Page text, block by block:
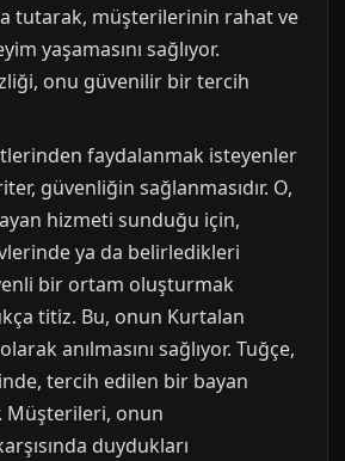
tutarak, müşterilerinin rahat ve
yaşamasını sağlıyor.
onu güvenilir bir tercih
faydalanmak isteyenler
güvenliğin sağlanmasıdır. O,
hizmeti sunduğu için,
ya da belirledikleri
bir ortam oluşturmak
titiz. Bu, onun Kurtalan
anılmasını sağlıyor. Tuğçe,
tercih edilen bir bayan
Müşterileri, onun
duydukları